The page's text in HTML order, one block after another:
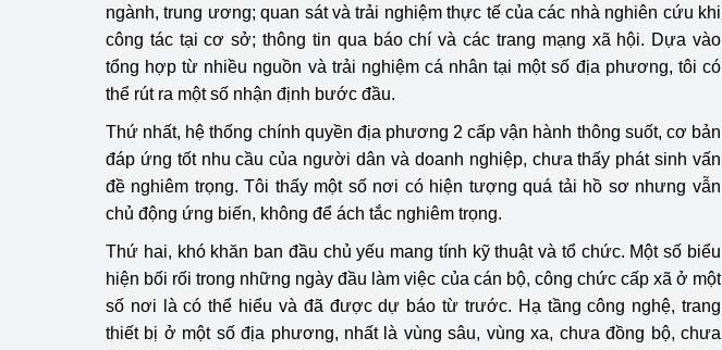
ngành, trung ương; quan sát và trải nghiệm thực tế của các nhà nghiên cứu khi
công tác tại cơ sở; thông tin qua báo chí và các trang mạng xã hội. Dựa vào
tổng hợp từ nhiều nguồn và trải nghiệm cá nhân tại một số địa phương, tôi có
thể rút ra một số nhận định bước đầu.
Thứ nhất, hệ thống chính quyền địa phương 2 cấp vận hành thông suốt, cơ bản
đáp ứng tốt nhu cầu của người dân và doanh nghiệp, chưa thấy phát sinh vấn
đề nghiêm trọng. Tôi thấy một số nơi có hiện tượng quá tải hồ sơ nhưng vẫn
chủ động ứng biến, không để ách tắc nghiêm trọng.
Thứ hai, khó khăn ban đầu chủ yếu mang tính kỹ thuật và tổ chức. Một số biểu
hiện bối rối trong những ngày đầu làm việc của cán bộ, công chức cấp xã ở một
số nơi là có thể hiểu và đã được dự báo từ trước. Hạ tầng công nghệ, trang
thiết bị ở một số địa phương, nhất là vùng sâu, vùng xa, chưa đồng bộ, chưa